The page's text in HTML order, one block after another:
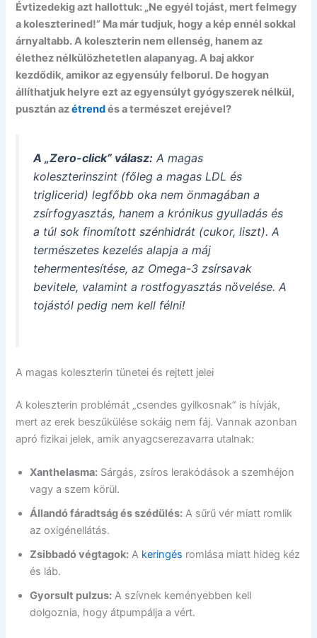
Évtizedekig azt hallottuk: „Ne egyél tojást, mert felmegy
a koleszterined!” Ma már tudjuk, hogy a kép ennél sokkal
árnyaltabb. A koleszterin nem ellenség, hanem az
élethez nélkülözhetetlen alapanyag. A baj akkor
kezdődik, amikor az egyensúly felborul. De hogyan
állíthatjuk helyre ezt az egyensúlyt gyógyszerek nélkül,
pusztán azétrendés a természet erejével?
A „Zero-click” válasz: A magas
koleszterinszint (főleg a magas LDL és
triglicerid) legfőbb oka nem önmagában a
zsírfogyasztás, hanem a krónikus gyulladás és
a túl sok finomított szénhidrát (cukor, liszt). A
természetes kezelés alapja a máj
tehermentesítése, az Omega-3 zsírsavak
bevitele, valamint a rostfogyasztás növelése. A
tojástól pedig nem kell félni!
A magas koleszterin tünetei és rejtett jelei
A koleszterin problémát „csendes gyilkosnak” is hívják,
mert az erek beszűkülése sokáig nem fáj. Vannak azonban
apró fizikai jelek, amik anyagcserezavarra utalnak:
Xanthelasma: Sárgás, zsíros lerakódások a szemhéjon
vagy a szem körül.
Állandó fáradtság és szédülés: A sűrű vér miatt romlik
az oxigénellátás.
Zsibbadó végtagok: A keringés romlása miatt hideg kéz
és láb.
Gyorsult pulzus: A szívnek keményebben kell
dolgoznia, hogy átpumpálja a vért.